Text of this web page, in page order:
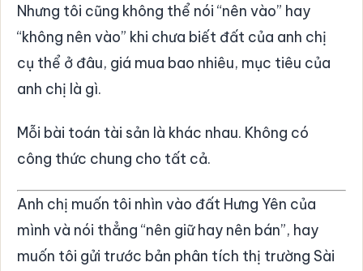
Nhưng tôi cũng không thể nói “nên vào” hay
“không nên vào” khi chưa biết đất của anh chị
cụ thể ở đâu, giá mua bao nhiêu, mục tiêu của
anh chị là gì.
Mỗi bài toán tài sản là khác nhau. Không có
công thức chung cho tất cả.
Anh chị muốn tôi nhìn vào đất Hưng Yên của
mình và nói thẳng “nên giữ hay nên bán”, hay
muốn tôi gửi trước bản phân tích thị trường Sài